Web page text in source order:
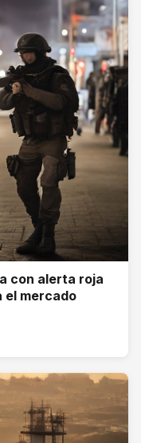
con alerta roja
el mercado